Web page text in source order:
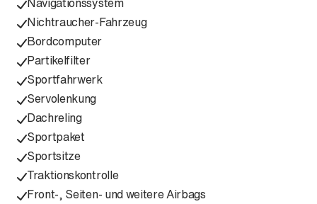
Nichtraucher-Fahrzeug
Bordcomputer
Partikelfilter
Sportfahrwerk
Servolenkung
Dachreling
Sportpaket
Sportsitze
Traktionskontrolle
Front-, Seiten- und weitere Airbags